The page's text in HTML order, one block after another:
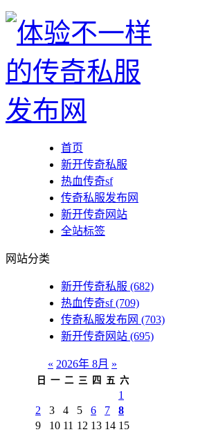
首页
新开传奇私服
热血传奇sf
传奇私服发布网
新开传奇网站
全站标签
网站分类
新开传奇私服 (682)
热血传奇sf(709)
传奇私服发布网 (703)
新开传奇网站 (695)
« 2026年 8月 »
日 一 二 三 四 五 六
1
2
3 4 5 6 7
8
9
10 11 12 13 14 15